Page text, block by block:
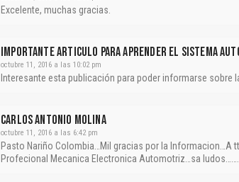
Excelente, muchas gracias.
Importante Articulo Para Aprender El Sistema
octubre 11, 2016 a las 10:02 pm
Interesante esta publicación para poder informarse sobre
CARLOS ANTONIO MOLINA
octubre 11, 2016 a las 6:42 pm
Pasto Nariño Colombia…Mil gracias por la Informacion…A
Profecional Mecanica Electronica Automotriz…sa